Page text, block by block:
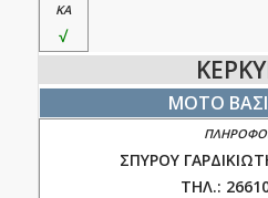
√
ΜΟΤΟ
ΣΠΥΡΟΥ
ΤΗΛ.: